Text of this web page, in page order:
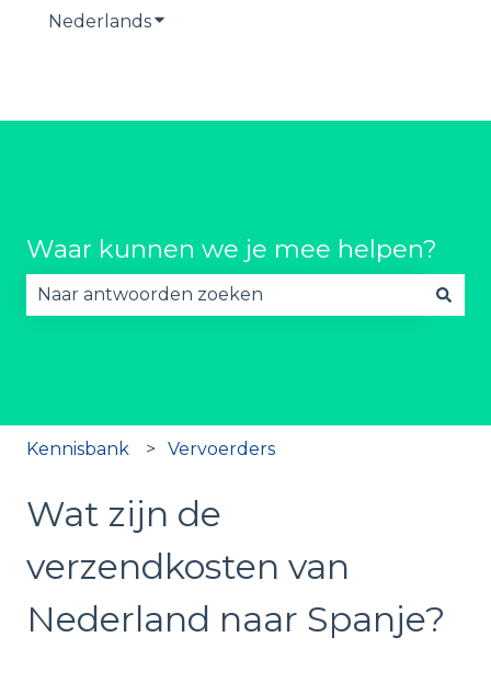
NederlandsSubmenu tonen voor vertalingen
Waar kunnen we je mee helpen?
Kennisbank Vervoerders
Wat zijn de
verzendkosten van
Nederland naar Spanje?